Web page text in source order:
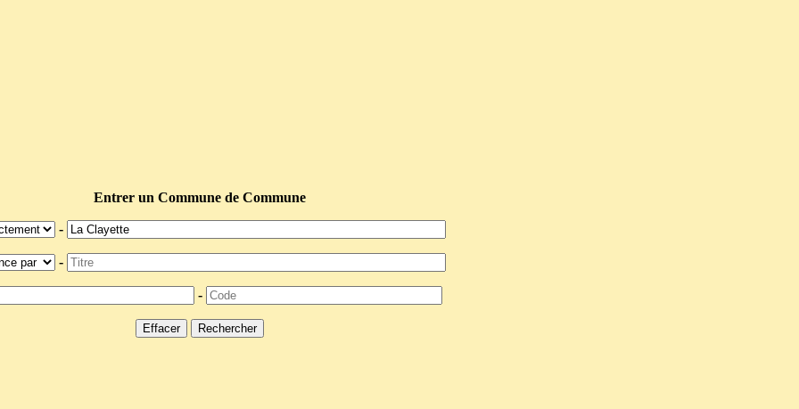
Entrer un Commune de Commune
-
-
-